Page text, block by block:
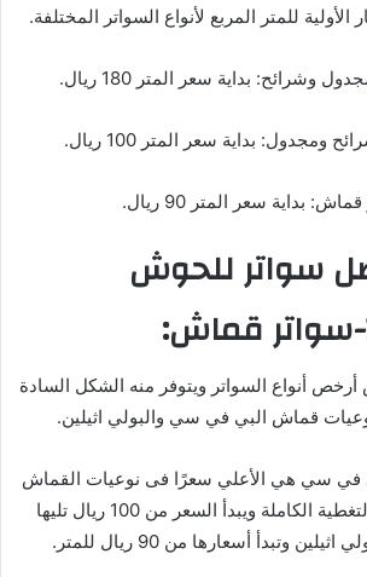
الأولية للمتر المربع لأنواع السواتر المختلفة.
بداية سعر المتر 180 ريال.
ومجدول: بداية سعر المتر 100 ريال.
بداية سعر المتر 90 ريال.
سواتر للحوش
أرخص أنواع السواتر ويتوفر منه الشكل السادة
قماش البي في سي والبولي اثيلين.
في سي هي الأعلي سعرًا فى نوعيات القماش
حيث توفر العزل والتغطية الكاملة ويبدأ السعر من 100 ريال تليها
وتبدأ أسعارها من 90 ريال للمتر.